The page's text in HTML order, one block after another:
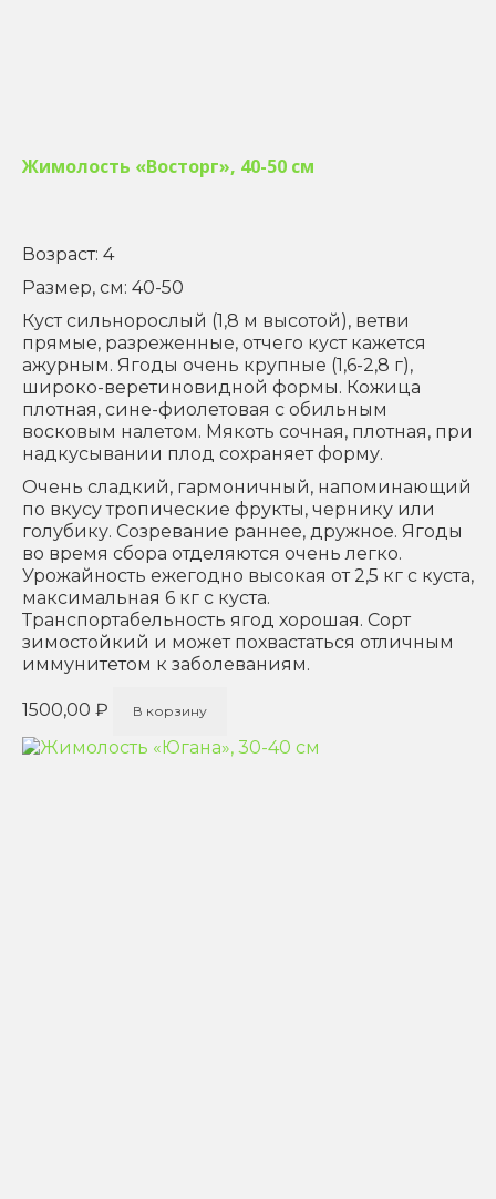
Жимолость «Восторг», 40-50 см
Возраст: 4
Размер, см: 40-50
Куст сильнорослый (1,8 м высотой), ветви
прямые, разреженные, отчего куст кажется
ажурным. Ягоды очень крупные (1,6-2,8 г),
широко-веретиновидной формы. Кожица
плотная, сине-фиолетовая с обильным
восковым налетом. Мякоть сочная, плотная, при
надкусывании плод сохраняет форму.
Очень сладкий, гармоничный, напоминающий
по вкусу тропические фрукты, чернику или
голубику. Созревание раннее, дружное. Ягоды
во время сбора отделяются очень легко.
Урожайность ежегодно высокая от 2,5 кг с куста,
максимальная 6 кг с куста.
Транспортабельность ягод хорошая. Сорт
зимостойкий и может похвастаться отличным
иммунитетом к заболеваниям.
1500,00 ₽ В корзину